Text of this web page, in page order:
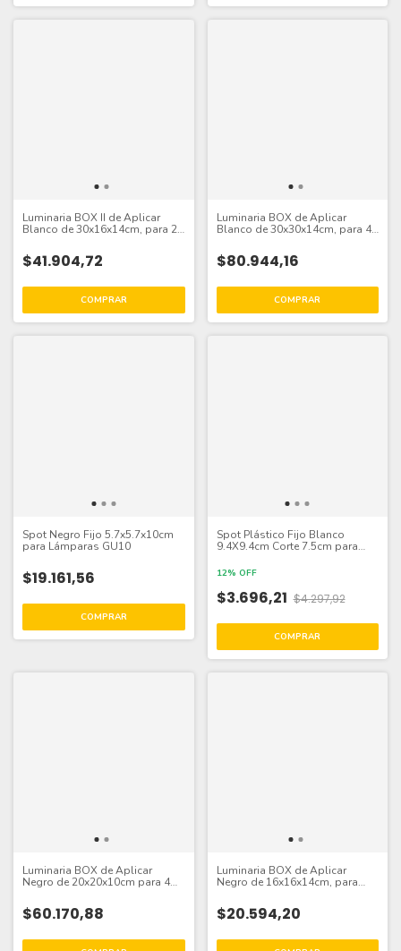
Luminaria BOX II de Aplicar
Blanco de 30x16x14cm, para 2
$41.904,72
Luminaria BOX de Aplicar
Blanco de 30x30x14cm, para 4
$80.944,16
Spot Negro Fijo 5.7x5.7x10cm
para Lámparas GU10
$19.161,56
Spot Plástico Fijo Blanco
9.4X9.4cm Corte 7.5cm para
12% OFF
$3.696,21 $4.297,92
Luminaria BOX de Aplicar
Negro de 20x20x10cm para 4
$60.170,88
Luminaria BOX de Aplicar
Negro de 16x16x14cm, para
$20.594,20